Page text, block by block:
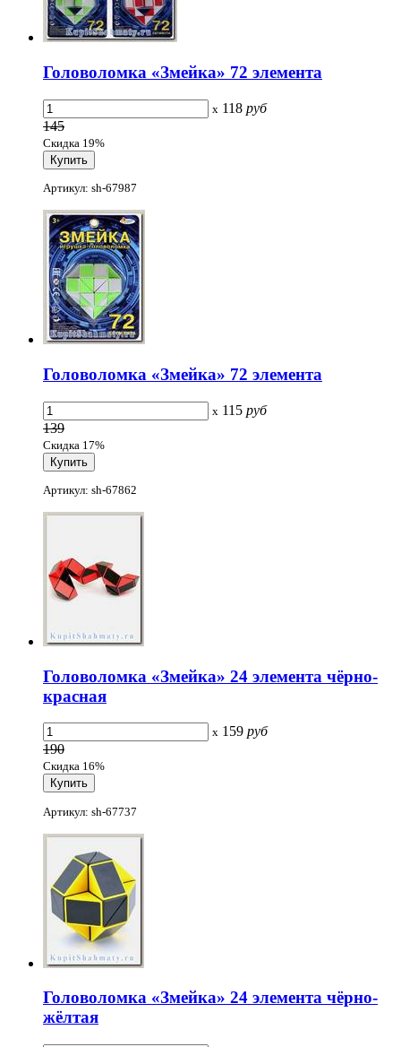
Головоломка «Змейка» 72 элемента
x 118 руб
145
Скидка 19%
Артикул: sh-67987
Головоломка «Змейка» 72 элемента
x 115 руб
139
Скидка 17%
Артикул: sh-67862
Головоломка «Змейка» 24 элемента чёрно-
красная
x 159 руб
190
Скидка 16%
Артикул: sh-67737
Головоломка «Змейка» 24 элемента чёрно-
жёлтая